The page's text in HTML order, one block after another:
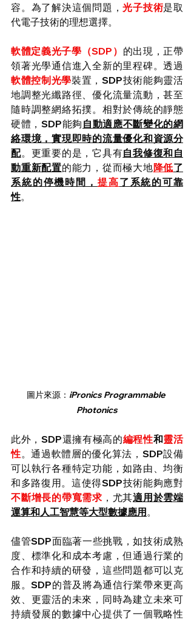
容。為了解決這個問題，光子技術是取
代電子技術的理想選擇。
軟體定義光子學（SDP） 的出現，正帶
領著光學通信進入全新的里程碑。透過
軟體控制光學裝置，SDP技術能夠靈活
地調整光纖路徑、優化流量流動，甚至
隨時調整網絡拓撲。相對於傳統的靜態
硬體，SDP能夠 自動適應不斷變化的網
絡環境，實現即時的流量優化和資源分
配。更重要的是，它具有自我修復和自
動重新配置的能力，從而極大地降低了
系統的停機時間， 提高了系統的可靠
性。
圖片來源： iPronics Programmable
Photonics
此外，SDP還擁有極高的編程性和靈活
性。通過軟體層的優化算法，SDP設備
可以執行各種特定功能，如路由、均衡
和多路復用。這使得SDP技術能夠應對
不斷增長的帶寬需求，尤其適用於雲端
運算和人工智慧等大型數據應用 。
儘管SDP面臨著一些挑戰，如技術成熟
度、標準化和成本考慮，但通過行業的
合作和持續的研發，這些問題都可以克
服。SDP的普及將為通信行業帶來更高
效、更靈活的未來，同時為建立未來可
持續發展的數據中心提供了一個戰略性